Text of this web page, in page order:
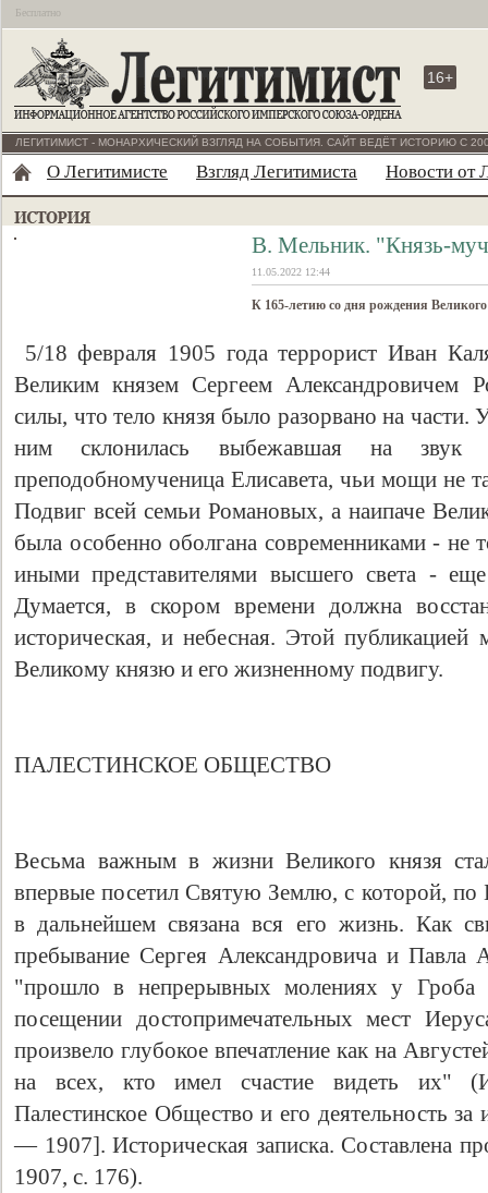
Бесплатно
16+
ЛЕГИТИМИСТ - МОНАРХИЧЕСКИЙ ВЗГЛЯД НА СОБЫТИЯ. САЙТ ВЕДЁТ ИСТОРИЮ С
О Легитимисте Взгляд Легитимиста Новости от
В. Мельник. "Князь-
11.05.2022 12:44
К 165-летию со дня рождения
5/18 февраля 1905 года террорист Иван
Великим князем Сергеем Александровичем
силы, что тело князя было разорвано на части.
ним склонилась выбежавшая на
преподобномученица Елисавета, чьи мощи не
Подвиг всей семьи Романовых, а наипаче
была особенно оболгана современниками - не
иными представителями высшего света -
Думается, в скором времени должна
историческая, и небесная. Этой
Великому князю и его жизненному подвигу.
ПАЛЕСТИНСКОЕ ОБЩЕСТВО
Весьма важным в жизни Великого князя
впервые посетил Святую Землю, с которой, по
в дальнейшем связана вся его жизнь. Как
пребывание Сергея Александровича и Павла
"прошло в непрерывных молениях у
посещении достопримечательных мест
произвело глубокое впечатление как на
на всех, кто имел счастие видеть их"
Палестинское Общество и его деятельность
— 1907]. Историческая записка. Составлена
1907, с. 176).